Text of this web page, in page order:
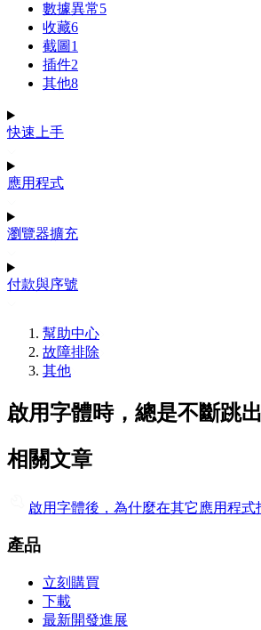
數據異常5
收藏6
截圖 1
插件2
其他8
快速上手
應用程式
瀏覽器擴充
付款與序號
幫助中心
故障排除
其他
啟用字體時，總是不斷跳
相關文章
啟用字體後，為什麼在其它應用程式
產品
立刻購買
下載
最新開發進展